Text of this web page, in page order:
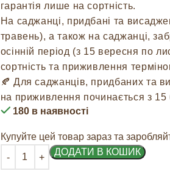
гарантія лише на сортність.
На саджанці, придбані та
травень), а також на саджанці,
осінній період (з 15 вересня по
сортність та приживлення
🍂 Для саджанців, придбаних та
на приживлення починається з 15
180 в наявності
Купуйте цей товар зараз та
ДОДАТИ В КОШИК